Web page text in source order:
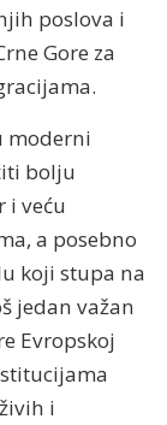
poslova i
Gore za
moderni
bolju
i veću
a posebno
koji stupa na
jedan važan
Evropskoj
i